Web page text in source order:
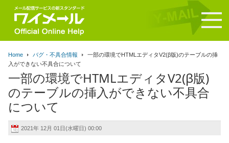
Home バグ・不具合情報
一部の環境でHTMLエディタV2(β版)のテーブルの挿
入ができない不具合について
一部の環境でHTMLエディタV2(β版)
のテーブルの挿入ができない不具合
について
2021年 12月 01日(水曜日) 00:00